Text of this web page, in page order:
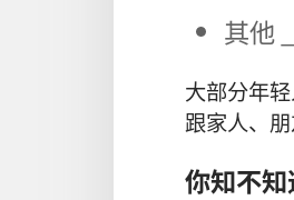
其他
大部分年
跟家人、
你知不知